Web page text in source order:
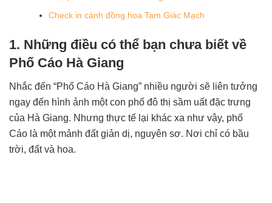
Check in cánh đồng hoa Tam Giác Mạch
1. Những điều có thể bạn chưa biết về
Phố Cáo Hà Giang
Nhắc đến “Phố Cáo Hà Giang” nhiều người sẽ liên tưởng
ngay đến hình ảnh một con phố đô thị sầm uất đặc trưng
của Hà Giang. Nhưng thực tế lại khác xa như vậy, phố
Cáo là một mảnh đất giản dị, nguyên sơ. Nơi chỉ có bầu
trời, đất và hoa.